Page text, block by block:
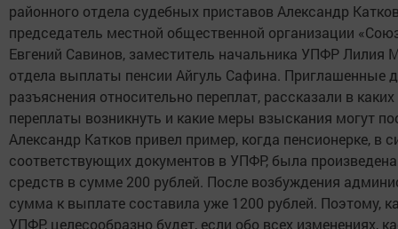
районного отдела судебных приставов Александр
председатель местной общественной организации
Евгений Савинов, заместитель начальника УПФР Лилия
отдела выплаты пенсии Айгуль Сафина. Приглашенные
разъяснения относительно переплат, рассказали в
переплаты возникнуть и какие меры взыскания могут
Александр Катков привел пример, когда пенсионерке, в
соответствующих документов в УПФР, была
средств в сумме 200 рублей. После возбуждения
сумма к выплате составила уже 1200 рублей. Поэтому,
УПФР, целесообразно будет, если обо всех изменениях,